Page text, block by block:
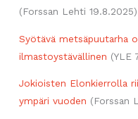
(Forssan Lehti 19.8.2025)
Syötävä metsäpuutarha
ilmastoystävällinen (YLE
Jokioisten Elonkierrolla
ympäri vuoden (Forssan